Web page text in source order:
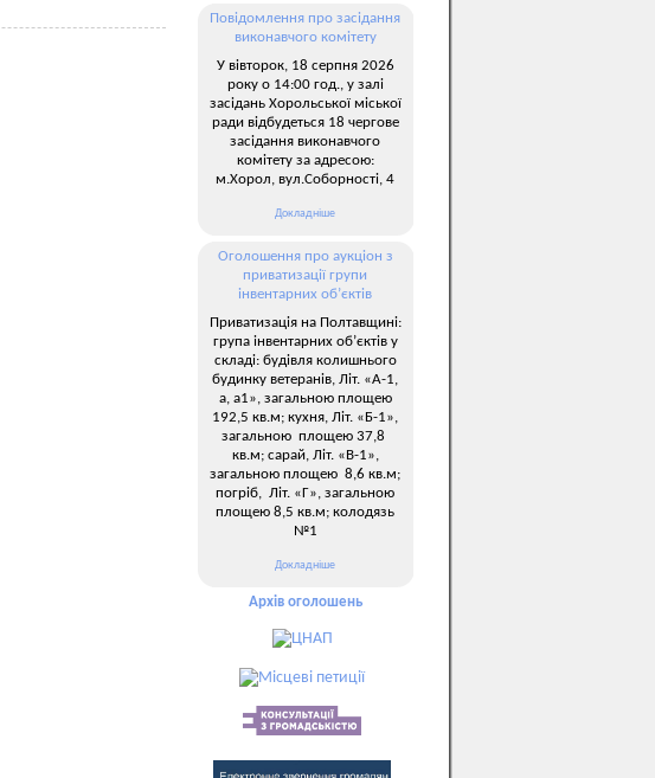
Повідомлення про засідання
виконавчого комітету
У вівторок, 18 серпня 2026
року о 14:00 год., у залі
засідань Хорольської міської
ради відбудеться 18 чергове
засідання виконавчого
комітету за адресою:
м.Хорол, вул.Соборності, 4
Докладніше
Оголошення про аукціон з
приватизації групи
інвентарних об’єктів
Приватизація на Полтавщині:
група інвентарних об’єктів у
складі: будівля колишнього
будинку ветеранів, Літ. «А-1,
а, а1», загальною площею
192,5 кв.м; кухня, Літ. «Б-1»,
загальною площею 37,8
кв.м; сарай, Літ. «В-1»,
загальною площею 8,6 кв.м;
погріб, Літ. «Г», загальною
площею 8,5 кв.м; колодязь
№1
Докладніше
Архів оголошень